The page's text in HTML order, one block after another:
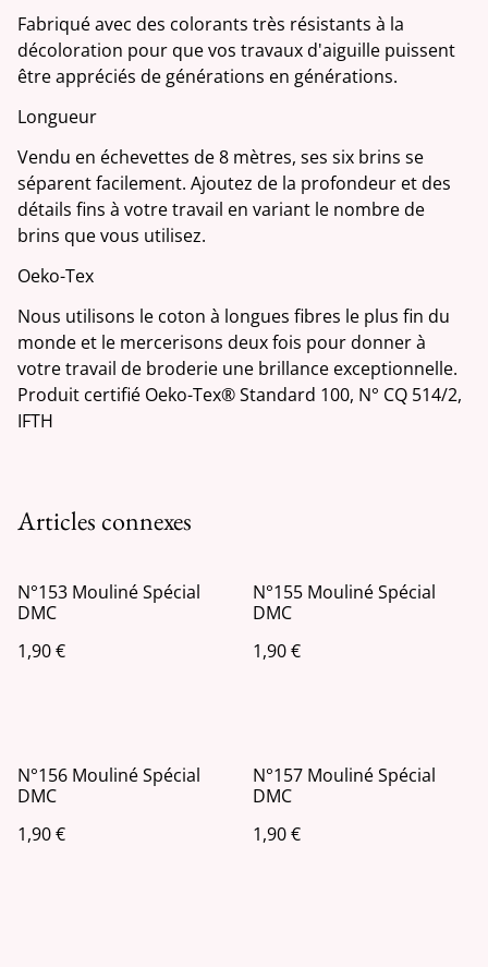
Fabriqué avec des colorants très résistants à la
décoloration pour que vos travaux d'aiguille puissent
être appréciés de générations en générations.
Longueur
Vendu en échevettes de 8 mètres, ses six brins se
séparent facilement. Ajoutez de la profondeur et des
détails fins à votre travail en variant le nombre de
brins que vous utilisez.
Oeko-Tex
Nous utilisons le coton à longues fibres le plus fin du
monde et le mercerisons deux fois pour donner à
votre travail de broderie une brillance exceptionnelle.
Produit certifié Oeko-Tex® Standard 100, N° CQ 514/2,
IFTH
Articles connexes
N°153 Mouliné Spécial
DMC
1,90 €
N°155 Mouliné Spécial
DMC
1,90 €
N°156 Mouliné Spécial
DMC
1,90 €
N°157 Mouliné Spécial
DMC
1,90 €